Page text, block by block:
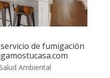
de fumigación
Salud Ambiental